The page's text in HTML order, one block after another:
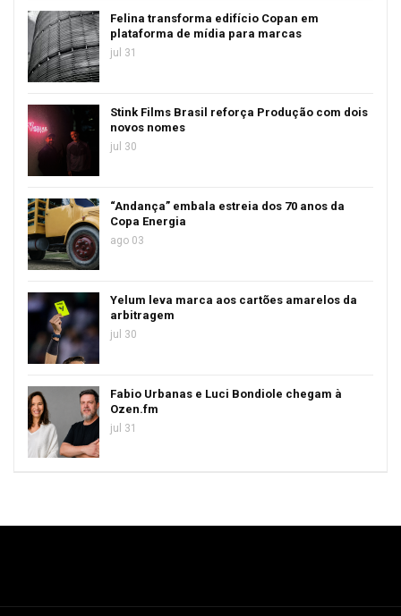
Felina transforma edifício Copan em
plataforma de mídia para marcas
jul 31
Stink Films Brasil reforça Produção com dois
novos nomes
jul 30
“Andança” embala estreia dos 70 anos da
Copa Energia
ago 03
Yelum leva marca aos cartões amarelos da
arbitragem
jul 30
Fabio Urbanas e Luci Bondiole chegam à
Ozen.fm
jul 31